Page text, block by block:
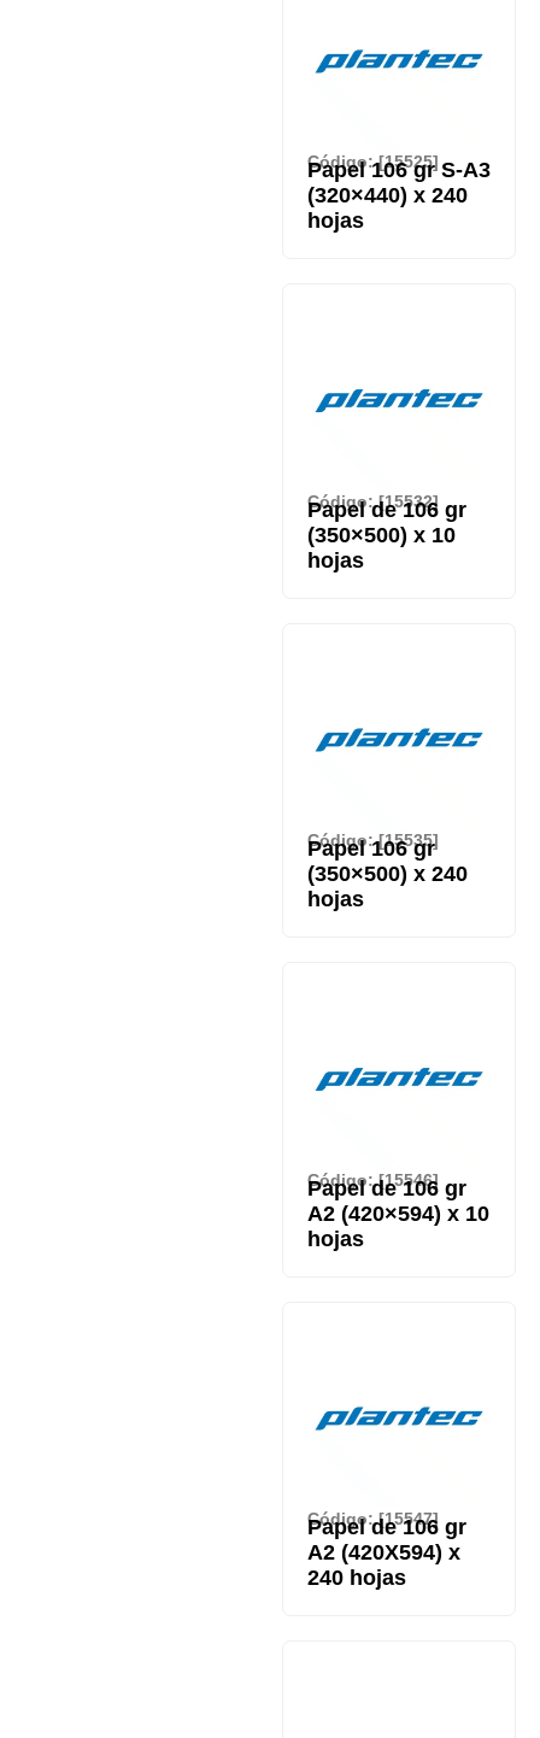
Código: [15525]
Papel 106 gr S-A3
(320×440) x 240
hojas
Código: [15532]
Papel de 106 gr
(350×500) x 10
hojas
Código: [15535]
Papel 106 gr
(350×500) x 240
hojas
Código: [15546]
Papel de 106 gr
A2 (420×594) x 10
hojas
Código: [15547]
Papel de 106 gr
A2 (420X594) x
240 hojas